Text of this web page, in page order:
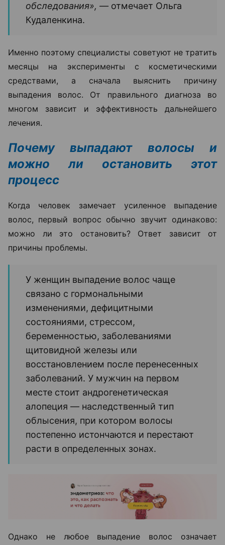
обследования», — отмечает Ольга
Кудаленкина.
Именно поэтому специалисты советуют не тратить
месяцы на эксперименты с косметическими
средствами, а сначала выяснить причину
выпадения волос. От правильного диагноза во
многом зависит и эффективность дальнейшего
лечения.
Почему выпадают волосы и
можно ли остановить этот
процесс
Когда человек замечает усиленное выпадение
волос, первый вопрос обычно звучит одинаково:
можно ли это остановить? Ответ зависит от
причины проблемы.
У женщин выпадение волос чаще
связано с гормональными
изменениями, дефицитными
состояниями, стрессом,
беременностью, заболеваниями
щитовидной железы или
восстановлением после перенесенных
заболеваний. У мужчин на первом
месте стоит андрогенетическая
алопеция — наследственный тип
облысения, при котором волосы
постепенно истончаются и перестают
расти в определенных зонах.
Однако не любое выпадение волос означает